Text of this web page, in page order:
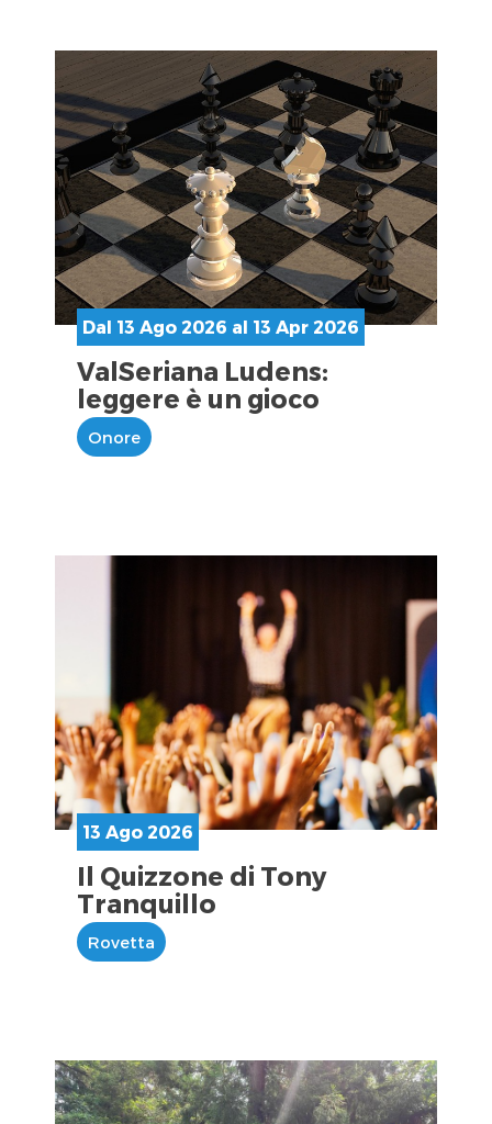
Dal 13 Ago 2026 al 13 Apr 2026
ValSeriana Ludens:
leggere è un gioco
Onore
13 Ago 2026
Il Quizzone di Tony
Tranquillo
Rovetta